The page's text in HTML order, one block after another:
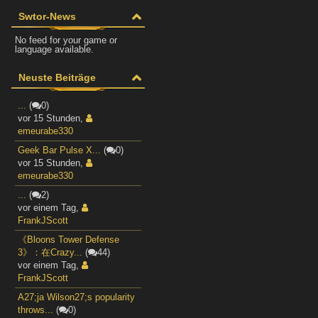
Swtor-News
No feed for your game or
language available.
Neuste Beiträge
... (
0)
vor 15 Stunden,
emeurabe330
Geek Bar Pulse X... (
0)
vor 15 Stunden,
emeurabe330
... (
2)
vor einem Tag,
FrankJScott
《Bloons Tower Defense
3》：在Crazy... (
44)
vor einem Tag,
FrankJScott
A27;ja Wilson27;s popularity
throws... (
0)